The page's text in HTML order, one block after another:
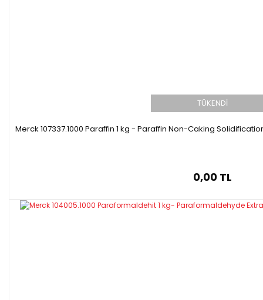
TÜKENDİ
Merck 107337.1000 Paraffin 1 kg - Paraffin Non-Caking
0,00 TL